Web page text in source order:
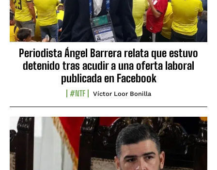
Periodista Ángel Barrera relata que estuvo
detenido tras acudir a una oferta laboral
publicada en Facebook
#NTF Víctor Loor Bonilla